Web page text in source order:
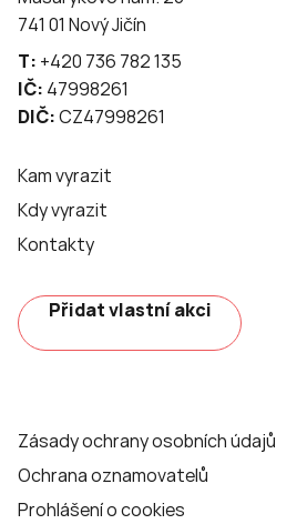
741 01 Nový Jičín
T: +420 736 782 135
IČ: 47998261
DIČ:CZ47998261
Kam vyrazit
Kdy vyrazit
Kontakty
Přidat vlastní akci
Zásady ochrany osobních údajů
Ochrana oznamovatelů
Prohlášení o cookies